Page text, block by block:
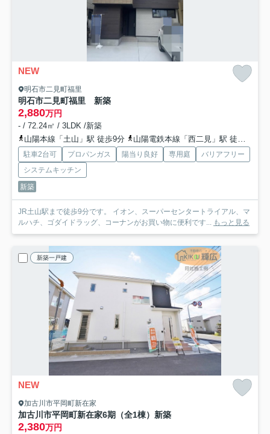
NEW
明石市二見町福里
明石市二見町福里 新築
2,880万円
- / 72.24㎡ / 3LDK /新築
山陽本線「土山」駅 徒歩9分
山陽電鉄本線「西二見」駅 徒歩28分
駐車2台可 プロパンガス 陽当り良好 専用庭
バリアフリー
システムキッチン
新築
JR土山駅まで徒歩9分です。 イオン、スーパーセンタートライアル、マ
ルハチ、ゴダイドラッグ、コーナンがお買い物に便利です...
もっと見る
新築一戸建
NEW
加古川市平岡町新在家
加古川市平岡町新在家6期（全1棟）新築
2,380万円